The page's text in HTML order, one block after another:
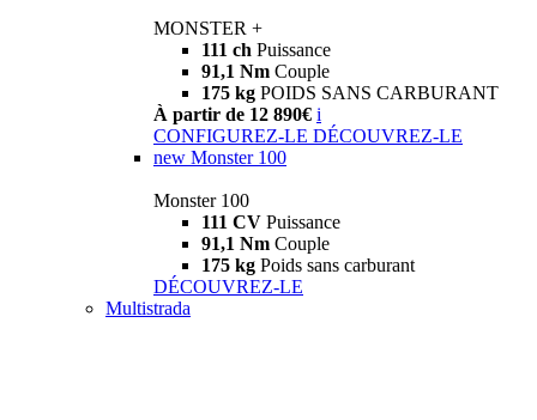
MONSTER +
111 ch Puissance
91,1 Nm Couple
175 kg POIDS SANS CARBURANT
À partir de 12 890€ i
CONFIGUREZ-LE DÉCOUVREZ-LE
new Monster 100
Monster 100
111 CV Puissance
91,1 Nm Couple
175 kg Poids sans carburant
DÉCOUVREZ-LE
Multistrada